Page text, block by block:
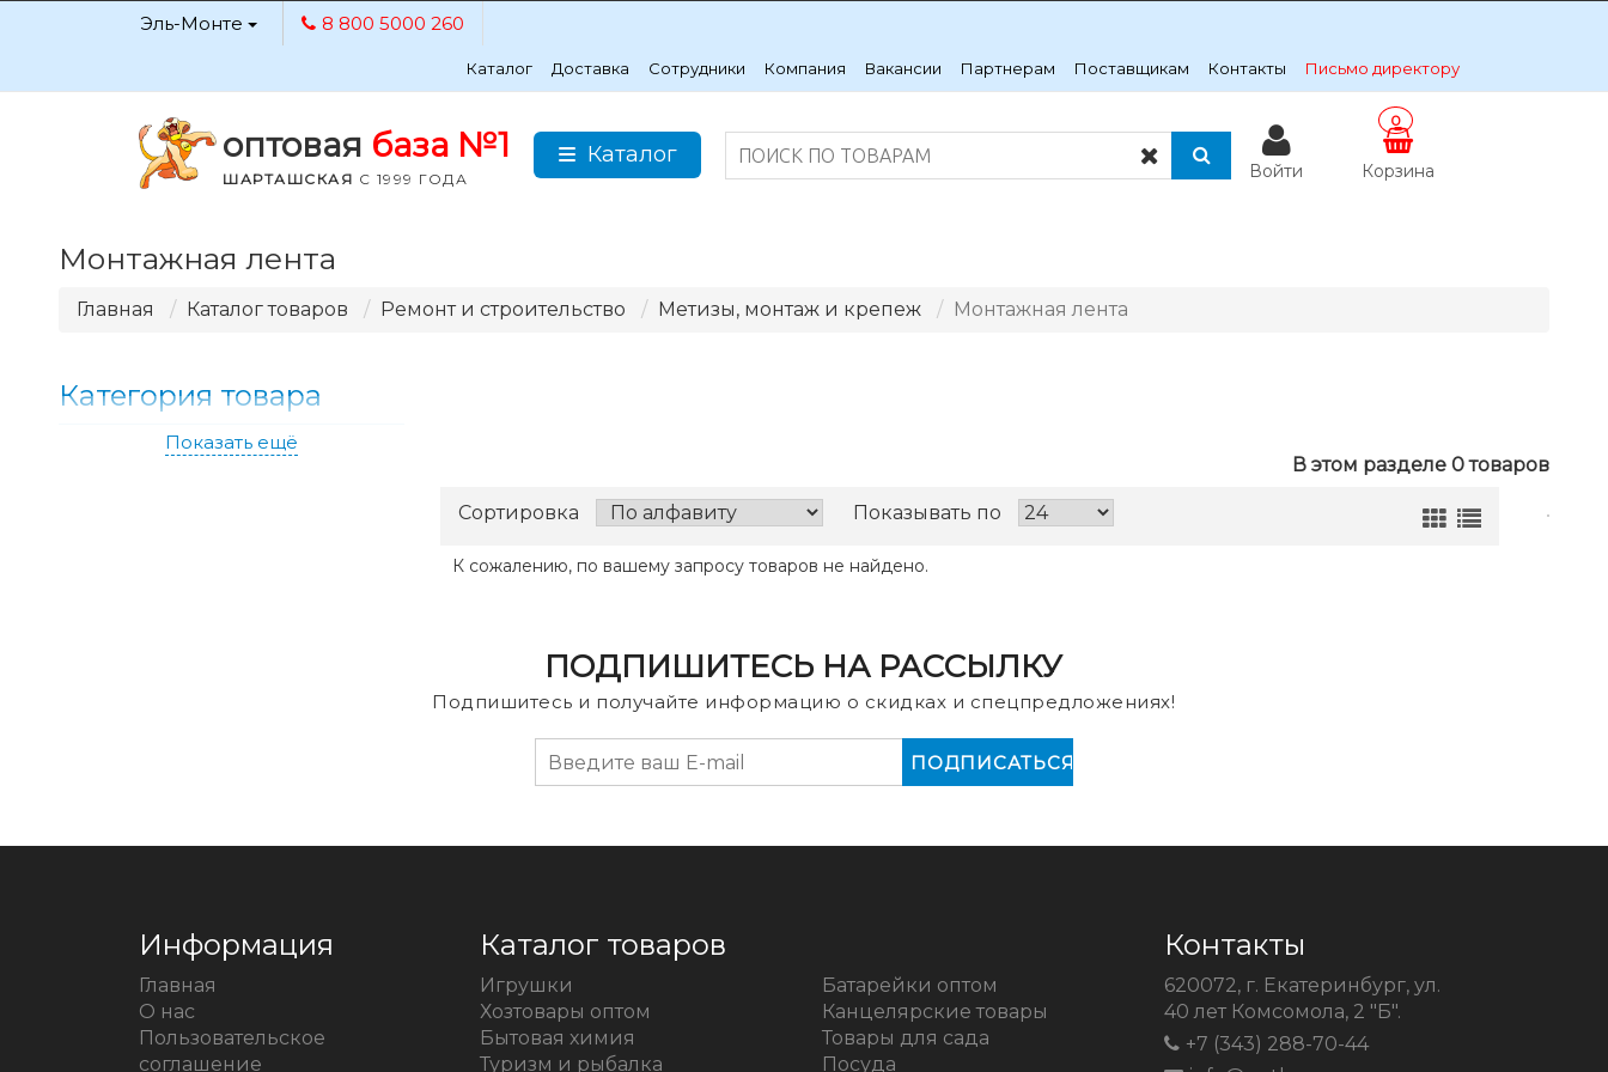
Эль-Монте 8 800 5000 260
Каталог Доставка Сотрудники Компания Вакансии Партнерам Поставщикам Контакты Письмо директору
оптовая база №1
ШАРТАШСКАЯ С 1999 ГОДА
Каталог
Войти Корзина
0
Монтажная лента
Главная Каталог товаров Ремонт и строительство Метизы, монтаж и крепеж Монтажная лента
В этом разделе 0 товаров
Сортировка Показывать по
К сожалению, по вашему запросу товаров не найдено.
Категория товара
Показать ещё
ПОДПИШИТЕСЬ НА РАССЫЛКУ
Подпишитесь и получайте информацию о скидках и спецпредложениях!
Информация
Главная
О нас
Пользовательское
соглашение
Каталог товаров
Игрушки
Хозтовары оптом
Бытовая химия
Туризм и рыбалка
Батарейки оптом
Канцелярские товары
Товары для сада
Посуда
Контакты
620072, г. Екатеринбург, ул.
40 лет Комсомола, 2 "Б".
+7 (343) 288-70-44